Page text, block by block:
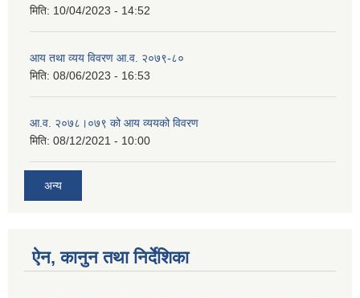
मिति: 10/04/2023 - 14:52
आय तथा व्यय विवरण आ.व. २०७९-८०
मिति: 08/06/2023 - 16:53
आ.व. २०७८।०७९ को आय व्ययको विवरण
मिति: 08/12/2021 - 10:00
अन्य
ऐन, कानुन तथा निर्देशिका